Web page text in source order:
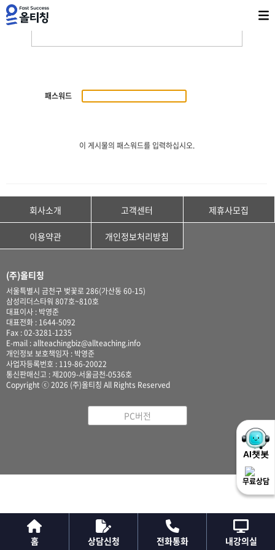
패스워드
이 게시물의 패스워드를 입력하십시오.
회사소개 고객센터 제휴사모집
이용약관 개인정보처리방침
(주)올티칭
서울특별시 금천구 벚꽃로 286(가산동 60-15)
삼성리더스타워 807호~810호
대표이사 : 박영준
대표전화 : 1644-5092
Fax : 02-3281-1235
E-mail : allteachingbiz@allteaching.info
개인정보 보호책임자 : 박영준
사업자등록번호 : 119-86-20022
통신판매신고 : 제2009-서울금천-0536호
Copyright ⓒ 2026 (주)올티칭 All Rights Reserved
PC버전
홈 상담신청 전화통화 내강의실
무료상담